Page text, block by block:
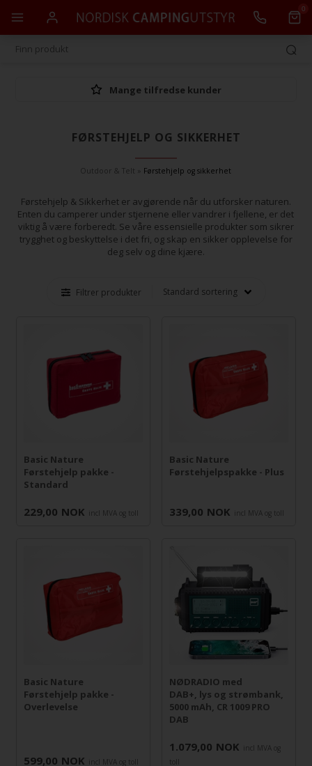
0
Mange tilfredse kunder
FØRSTEHJELP OG SIKKERHET
Outdoor & Telt Førstehjelp og sikkerhet
Førstehjelp & Sikkerhet er avgjørende når du utforsker naturen.
Enten du camperer under stjernene eller vandrer i fjellene, er det
viktig å være forberedt. Se våre essensielle produkter som sikrer
trygghet og beskyttelse i det fri, og skap en sikker opplevelse for
deg selv og dine kjære.
Filtrer produkter
Basic Nature
Førstehjelp pakke -
Standard
229,00 NOK incl MVA og toll
Basic Nature
Førstehjelpspakke - Plus
339,00 NOK incl MVA og toll
Basic Nature
Førstehjelp pakke -
Overlevelse
599,00 NOK incl MVA og toll
NØDRADIO med
DAB+, lys og strømbank,
5000 mAh, CR 1009 PRO
DAB
1.079,00 NOK
incl MVA og
toll